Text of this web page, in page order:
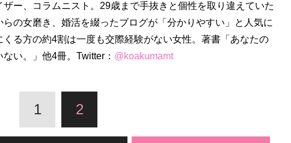
ー、コラムニスト。29歳まで手抜きと個性を取り違えていた
らの女磨き、婚活を綴ったブログが「分かりやすい」と人気に
くる方の約4割は一度も交際経験がない女性。著書「あなたの
ない。」他4冊。Twitter： @koakumamt
1 2